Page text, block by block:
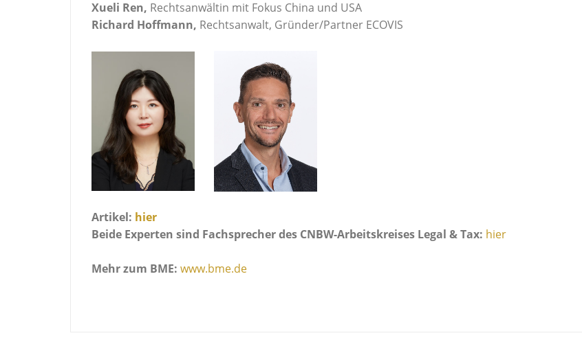
Xueli Ren, Rechtsanwältin mit Fokus China und USA
Richard Hoffmann, Rechtsanwalt, Gründer/Partner ECOVIS
Artikel: hier
Beide Experten sind Fachsprecher des CNBW-Arbeitskreises Legal & Tax: hier
Mehr zum BME: www.bme.de